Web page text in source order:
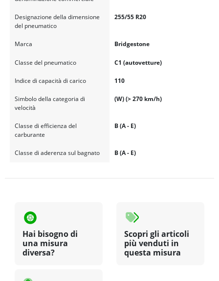
Designazione della dimensione
del pneumatico
255/55 R20
Marca Bridgestone
Classe del pneumatico C1 (autovetture)
Indice di capacità di carico 110
Simbolo della categoria di
velocità
(W) (> 270 km/h)
Classe di efficienza del
carburante
B (A - E)
Classe di aderenza sul bagnato B (A - E)
Hai bisogno di
una misura
diversa?
Scopri gli articoli
più venduti in
questa misura